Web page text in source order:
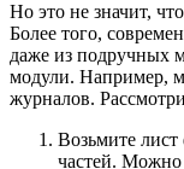
Но это не значит,
Более того,
даже из подручных
модули. Например,
журналов.
Возьмите
частей. Можно